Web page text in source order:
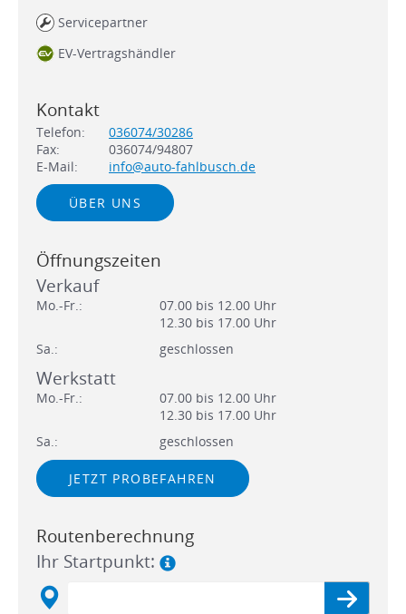
Servicepartner
EV-Vertragshändler
Kontakt
Telefon:
036074/30286
Fax:
036074/94807
E-Mail:
info@auto-fahlbusch.de
ÜBER UNS
Öffnungszeiten
Verkauf
Mo.-Fr.:
07.00 bis 12.00 Uhr
12.30 bis 17.00 Uhr
Sa.:
geschlossen
Werkstatt
Mo.-Fr.:
07.00 bis 12.00 Uhr
12.30 bis 17.00 Uhr
Sa.:
geschlossen
JETZT PROBEFAHREN
Routenberechnung
Ihr Startpunkt: